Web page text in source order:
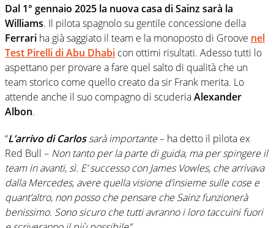
Dal 1° gennaio 2025 la nuova casa di Sainz sarà la
Williams. Il pilota spagnolo su gentile concessione della
Ferrari ha già saggiato il team e la monoposto di Groove nel
Test Pirelli di Abu Dhabi con ottimi risultati. Adesso tutti lo
aspettano per provare a fare quel salto di qualità che un
team storico come quello creato da sir Frank merita. Lo
attende anche il suo compagno di scuderiaAlexander
Albon.
“L’arrivo di Carlossarà importante– ha detto il pilota ex
Red Bull – Non tanto per la parte di guida, ma per spingere il
team in avanti, sì. E’ successo con James Vowles, che arrivava
dalla Mercedes, avere quella visione d’insieme sulle cose e
quant’altro, non posso che pensare che Sainz funzionerà
benissimo. Sono sicuro che tutti avranno i loro taccuini fuori